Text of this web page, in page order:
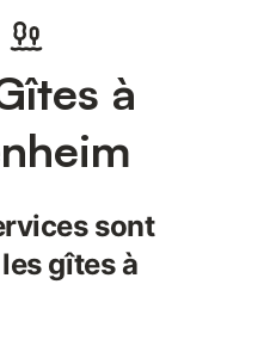
à
sont
gîtes à